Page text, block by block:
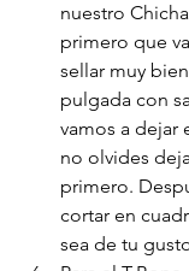
nuestro
primero que
sellar muy
pulgada con
vamos a dejar
no olvides
primero.
cortar en
sea de tu